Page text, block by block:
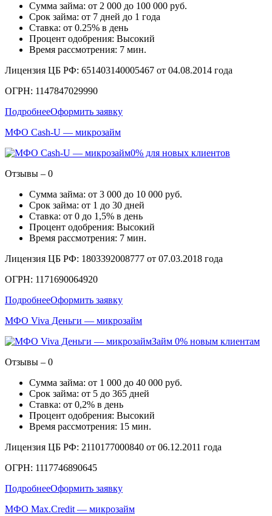
Сумма займа: от 2 000 до 100 000 руб.
Срок займа: от 7 дней до 1 года
Ставка: от 0.25% в день
Процент одобрения: Высокий
Время рассмотрения: 7 мин.
Лицензия ЦБ РФ: 651403140005467 от 04.08.2014 года
ОГРН: 1147847029990
ПодробнееОформить заявку
МФО Cash-U — микрозайм
0% для новых клиентов
Отзывы – 0
Сумма займа: от 3 000 до 10 000 руб.
Срок займа: от 1 до 30 дней
Ставка: от 0 до 1,5% в день
Процент одобрения: Высокий
Время рассмотрения: 7 мин.
Лицензия ЦБ РФ: 1803392008777 от 07.03.2018 года
ОГРН: 1171690064920
ПодробнееОформить заявку
МФО Viva Деньги — микрозайм
Займ 0% новым клиентам
Отзывы – 0
Сумма займа: от 1 000 до 40 000 руб.
Срок займа: от 5 до 365 дней
Ставка: от 0,2% в день
Процент одобрения: Высокий
Время рассмотрения: 15 мин.
Лицензия ЦБ РФ: 2110177000840 от 06.12.2011 года
ОГРН: 1117746890645
ПодробнееОформить заявку
МФО Max.Credit — микрозайм